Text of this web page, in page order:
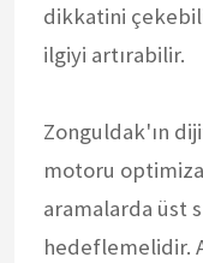
dikkatini
ilgiyi artırabilir.
Zonguldak'ın
motoru
aramalarda üst
hedeflemelidir.